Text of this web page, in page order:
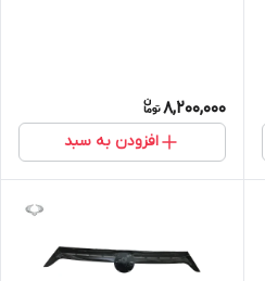
8,200,000
افزودن به سبد